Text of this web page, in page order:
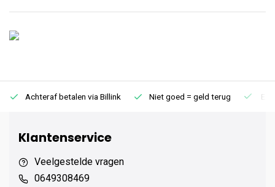
Achteraf betalen via Billink Niet goed = geld terug
Klantenservice
Veelgestelde vragen
0649308469